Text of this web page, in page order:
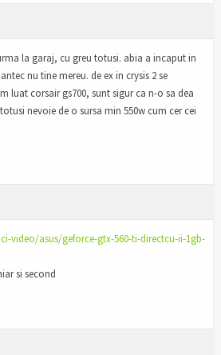
la garaj, cu greu totusi. abia a incaput in
nu tine mereu. de ex in crysis 2 se
luat corsair gs700, sunt sigur ca n-o sa dea
nevoie de o sursa min 550w cum cer cei
video/asus/geforce-gtx-560-ti-directcu-ii-1gb-
si second